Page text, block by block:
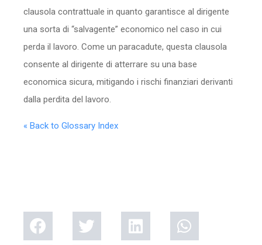
clausola contrattuale in quanto garantisce al dirigente
una sorta di “salvagente” economico nel caso in cui
perda il lavoro. Come un paracadute, questa clausola
consente al dirigente di atterrare su una base
economica sicura, mitigando i rischi finanziari derivanti
dalla perdita del lavoro.
« Back to Glossary Index